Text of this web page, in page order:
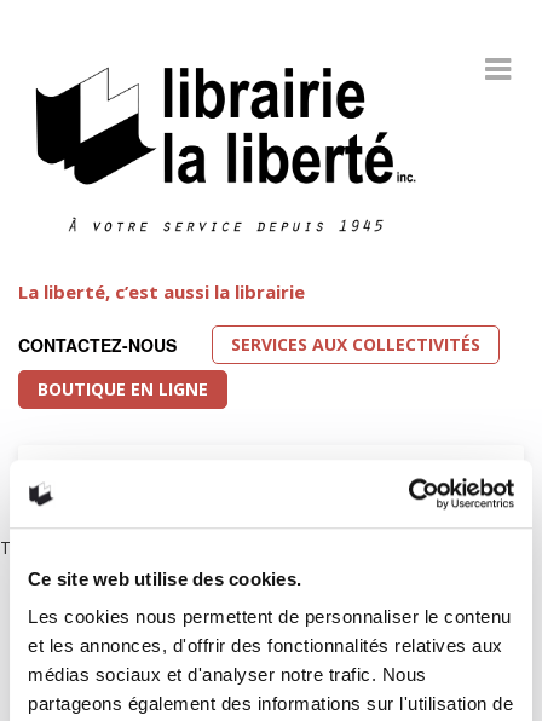
Ce site web utilise des cookies.
Les cookies nous permettent de personnaliser le contenu
et les annonces, d'offrir des fonctionnalités relatives aux
médias sociaux et d'analyser notre trafic. Nous
partageons également des informations sur l'utilisation de
La liberté, c’est aussi la librairie
CONTACTEZ-NOUS
SERVICES AUX COLLECTIVITÉS
BOUTIQUE EN LIGNE
There are no posts.